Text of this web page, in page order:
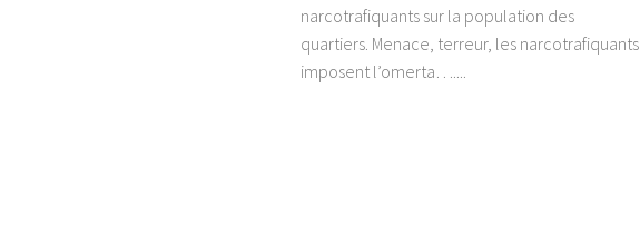
narcotrafiquants sur la population des
quartiers. Menace, terreur, les narcotrafiquants
imposent l’omerta…....